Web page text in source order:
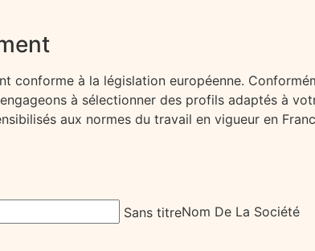
à la législation européenne.
à sélectionner des profils adaptés à
aux normes du travail en vigueur en
Sans titreNom De La Société